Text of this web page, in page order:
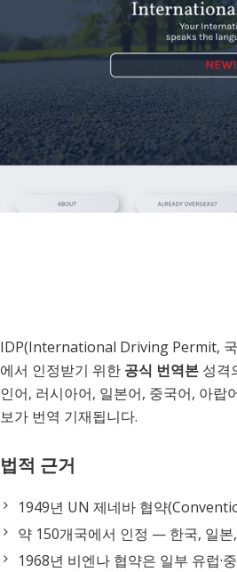
IDP(International Driving Permit,
에서 인정받기 위한 공식 번역본 성격
인어, 러시아어, 일본어, 중국어, 아랍
보가 번역 기재됩니다.
법적 근거
1949년 UN 제네바 협약
약 150개국에서 인정 — 한국, 일본
1968년 비엔나 협약은 일부 유럽·